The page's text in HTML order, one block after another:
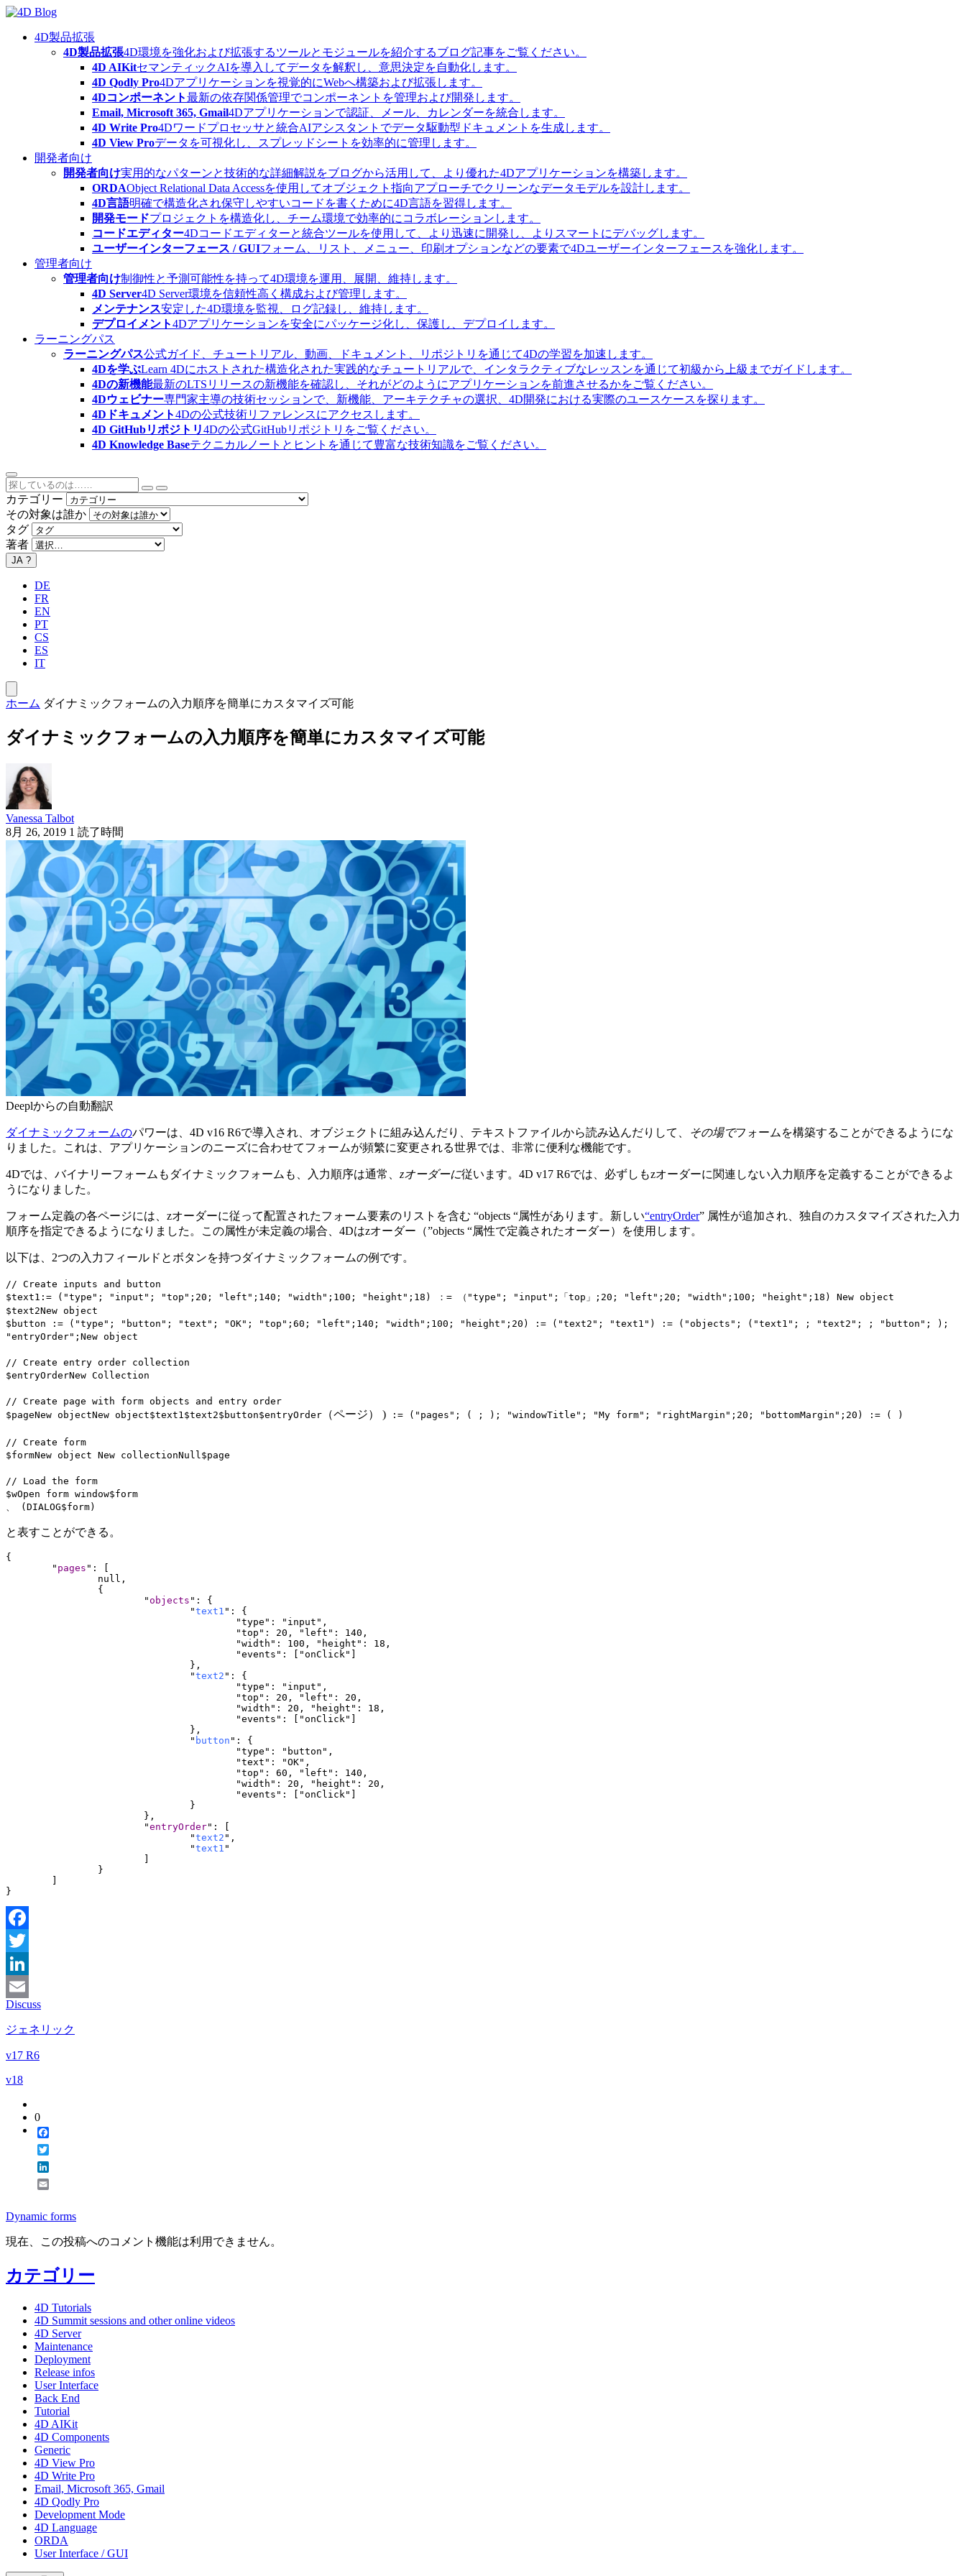
Skip
content4D製品拡張
4D製品拡張4D環境を強化および拡張するツールとモジュールを紹介するブログ記事をご覧ください。
4D AIKitセマンティックAIを導入してデータを解釈し、意思決定を自動化します。
4D Qodly Pro4Dアプリケーションを視覚的にWebへ構築および拡張します。
4Dコンポーネント最新の依存関係管理でコンポーネントを管理および開発します。
Email, Microsoft 365, Gmail4Dアプリケーションで認証、メール、カレンダーを統合します。
4D Write Pro4Dワードプロセッサと統合AIアシスタントでデータ駆動型ドキュメントを生成します。
4D View Proデータを可視化し、スプレッドシートを効率的に管理します。
開発者向け
開発者向け実用的なパターンと技術的な詳細解説をブログから活用して、より優れた4Dアプリケーションを構築します。
ORDAObject Relational Data Accessを使用してオブジェクト指向アプローチでクリーンなデータモデルを設計します。
4D言語明確で構造化され保守しやすいコードを書くために4D言語を習得します。
開発モードプロジェクトを構造化し、チーム環境で効率的にコラボレーションします。
コードエディター4Dコードエディターと統合ツールを使用して、より迅速に開発し、よりスマートにデバッグします。
ユーザーインターフェース / GUIフォーム、リスト、メニュー、印刷オプションなどの要素で4Dユーザーインターフェースを強化します。
管理者向け
管理者向け制御性と予測可能性を持って4D環境を運用、展開、維持します。
4D Server4D Server環境を信頼性高く構成および管理します。
メンテナンス安定した4D環境を監視、ログ記録し、維持します。
デプロイメント4Dアプリケーションを安全にパッケージ化し、保護し、デプロイします。
ラーニングパス
ラーニングパス公式ガイド、チュートリアル、動画、ドキュメント、リポジトリを通じて4Dの学習を加速します。
4Dを学ぶLearn 4Dにホストされた構造化された実践的なチュートリアルで、インタラクティブなレッスンを通じて初級から上級までガイドします。
4Dの新機能最新のLTSリリースの新機能を確認し、それがどのようにアプリケーションを前進させるかをご覧ください。
4Dウェビナー専門家主導の技術セッションで、新機能、アーキテクチャの選択、4D開発における実際のユースケースを探ります。
4Dドキュメント4Dの公式技術リファレンスにアクセスします。
4D GitHubリポジトリ4Dの公式GitHubリポジトリをご覧ください。
4D Knowledge Baseテクニカルノートとヒントを通じて豊富な技術知識をご覧ください。
カテゴリー
その対象は誰か
タグ
著者
JA ?
DE
FR
EN
PT
CS
ES
IT
ホーム ダイナミックフォームの入力順序を簡単にカスタマイズ可能
ダイナミックフォームの入力順序を簡単にカスタマイズ可能
Vanessa Talbot
8月 26, 2019 1 読了時間
Deeplからの自動翻訳
ダイナミックフォームのパワーは、4D v16 R6で導入され、オブジェクトに組み込んだり、テキストファイルから読み込んだりして、 その場でフォームを構築することができるようにな
りました。これは、アプリケーションのニーズに合わせてフォームが頻繁に変更される世界では、非常に便利な機能です。
4Dでは、バイナリーフォームもダイナミックフォームも、入力順序は通常、 zオーダーに従います。4D v17 R6では、必ずしもzオーダーに関連しない入力順序を定義することができるよ
うになりました。
フォーム定義の各ページには、zオーダーに従って配置されたフォーム要素のリストを含む “objects “属性があります。新しい“entryOrder” 属性が追加され、独自のカスタマイズされた入力
順序を指定できるようになりました。この属性が未定義の場合、4Dはzオーダー（”objects “属性で定義されたオーダー）を使用します。
以下は、2つの入力フィールドとボタンを持つダイナミックフォームの例です。
// Create inputs and button
$text1 := ("type"; "input"; "top";20; "left";140; "width";100; "height";18) ：= （"type"; "input";「top」;20; "left";20; "width";100; "height";18) New object
$text2New object
$button := ("type"; "button"; "text"; "OK"; "top";60; "left";140; "width";100; "height";20) := ("text2"; "text1") := ("objects"; ("text1"; ; "text2"; ; "button"; );
"entryOrder"; New object
// Create entry order collection
$entryOrderNew Collection
// Create page with form objects and entry order
$pageNew objectNew object$text1 $text2$button$entryOrder （ページ） ) := ("pages"; ( ; ); "windowTitle"; "My form"; "rightMargin";20; "bottomMargin";20) := ( )
// Create form
$formNew object New collectionNull $page
// Load the form
$wOpen form window$form
、 ( DIALOG$form)
と表すことができる。
{
	"
pages ": [
			"
objects ": {
				"
text1 ": {
				"
text2 ": {
				"
button ": {
			"
entryOrder": [
				"
text2 ",
				"
text1 "
}
Facebook
Twitter
LinkedIn
Email
Discuss
ジェネリック
v17 R6
v18
0
Dynamic forms
現在、この投稿へのコメント機能は利用できません。
カテゴリー
4D Tutorials
4D Summit sessions and other online videos
4D Server
Maintenance
Deployment
Release infos
User Interface
Back End
Tutorial
4D AIKit
4D Components
Generic
4D View Pro
4D Write Pro
Email, Microsoft 365, Gmail
4D Qodly Pro
Development Mode
4D Language
ORDA
User Interface / GUI